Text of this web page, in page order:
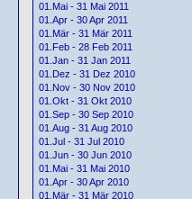
01.Mai - 31 Mai 2011
01.Apr - 30 Apr 2011
01.Mär - 31 Mär 2011
01.Feb - 28 Feb 2011
01.Jan - 31 Jan 2011
01.Dez - 31 Dez 2010
01.Nov - 30 Nov 2010
01.Okt - 31 Okt 2010
01.Sep - 30 Sep 2010
01.Aug - 31 Aug 2010
01.Jul - 31 Jul 2010
01.Jun - 30 Jun 2010
01.Mai - 31 Mai 2010
01.Apr - 30 Apr 2010
01.Mär - 31 Mär 2010